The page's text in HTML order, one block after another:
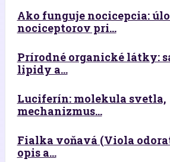
Ako funguje nocicepcia:
nociceptorov pri...
Prírodné organické látky:
lipidy a...
Luciferín: molekula svetla,
mechanizmus...
Fialka voňavá (Viola
opis a...